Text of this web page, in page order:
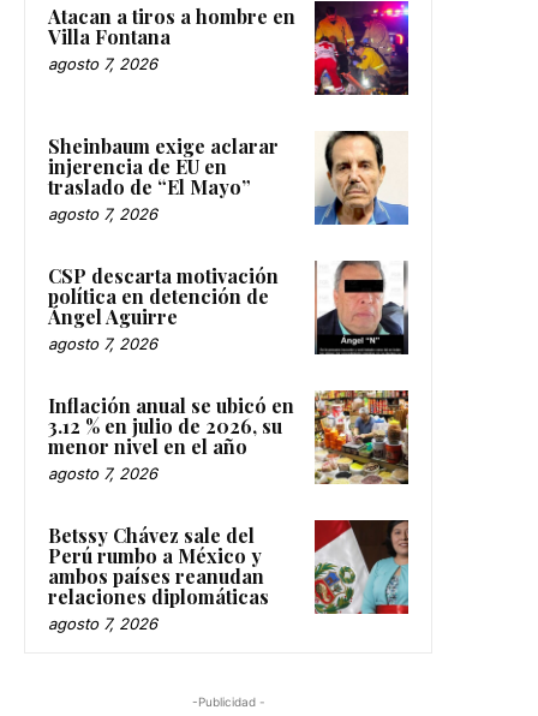
Atacan a tiros a hombre en
Villa Fontana
agosto 7, 2026
Sheinbaum exige aclarar
injerencia de EU en
traslado de “El Mayo”
agosto 7, 2026
CSP descarta motivación
política en detención de
Ángel Aguirre
agosto 7, 2026
Inflación anual se ubicó en
3.12 % en julio de 2026, su
menor nivel en el año
agosto 7, 2026
Betssy Chávez sale del
Perú rumbo a México y
ambos países reanudan
relaciones diplomáticas
agosto 7, 2026
-Publicidad -